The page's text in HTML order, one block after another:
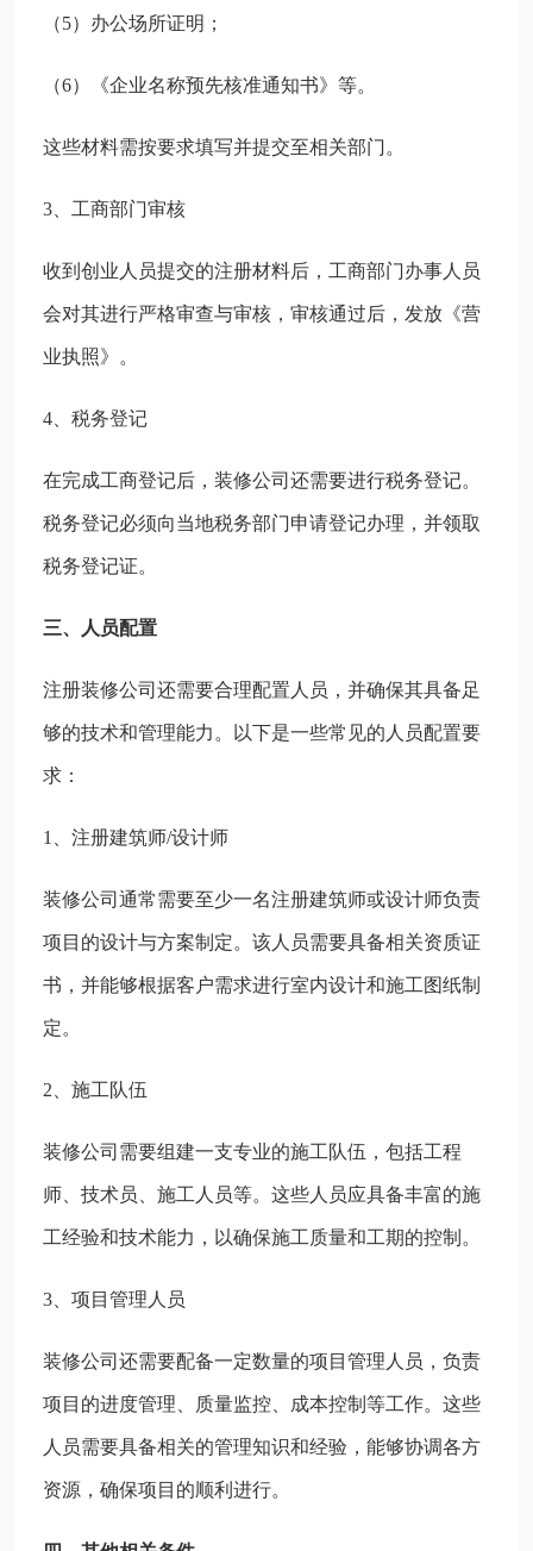
（5）办公场所证明；
（6）《企业名称预先核准通知书》等。
这些材料需按要求填写并提交至相关部门。
3、工商部门审核
收到创业人员提交的注册材料后，工商部门办事人员
会对其进行严格审查与审核，审核通过后，发放《营
业执照》。
4、税务登记
在完成工商登记后，装修公司还需要进行税务登记。
税务登记必须向当地税务部门申请登记办理，并领取
税务登记证。
三、人员配置
注册装修公司还需要合理配置人员，并确保其具备足
够的技术和管理能力。以下是一些常见的人员配置要
求：
1、注册建筑师/设计师
装修公司通常需要至少一名注册建筑师或设计师负责
项目的设计与方案制定。该人员需要具备相关资质证
书，并能够根据客户需求进行室内设计和施工图纸制
定。
2、施工队伍
装修公司需要组建一支专业的施工队伍，包括工程
师、技术员、施工人员等。这些人员应具备丰富的施
工经验和技术能力，以确保施工质量和工期的控制。
3、项目管理人员
装修公司还需要配备一定数量的项目管理人员，负责
项目的进度管理、质量监控、成本控制等工作。这些
人员需要具备相关的管理知识和经验，能够协调各方
资源，确保项目的顺利进行。